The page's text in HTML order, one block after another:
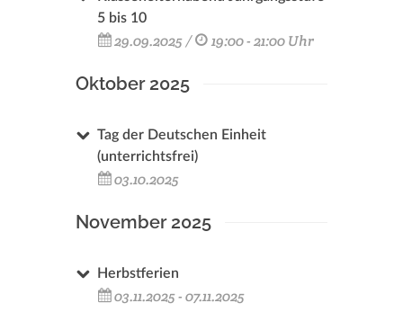
5 bis 10
29.09.2025 / 19:00 - 21:00 Uhr
Oktober 2025
Tag der Deutschen Einheit
(unterrichtsfrei)
03.10.2025
November 2025
Herbstferien
03.11.2025 - 07.11.2025